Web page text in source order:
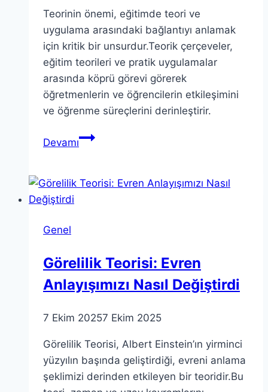
Teorinin önemi, eğitimde teori ve
uygulama arasındaki bağlantıyı anlamak
için kritik bir unsurdur.Teorik çerçeveler,
eğitim teorileri ve pratik uygulamalar
arasında köprü görevi görerek
öğretmenlerin ve öğrencilerin etkileşimini
ve öğrenme süreçlerini derinleştirir.
DevamıTeorinin
ve
Genel
Görelilik Teorisi: Evren
Anlayışımızı Nasıl Değiştirdi
7 Ekim 20257 Ekim 2025
Görelilik Teorisi, Albert Einstein’ın yirminci
yüzyılın başında geliştirdiği, evreni anlama
şeklimizi derinden etkileyen bir teoridir.Bu